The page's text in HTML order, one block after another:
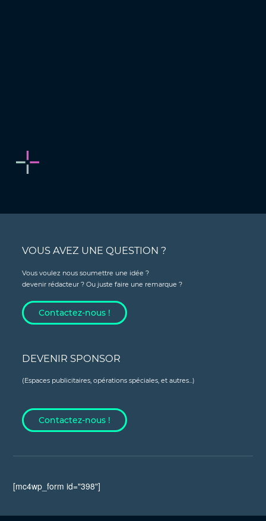
VOUS AVEZ UNE QUESTION ?
Vous voulez nous soumettre une idée ?
devenir rédacteur ? Ou juste faire une remarque ?
Contactez-nous !
DEVENIR SPONSOR
(Espaces publicitaires, opérations spéciales, et autres...)
Contactez-nous !
[mc4wp_form id="398"]